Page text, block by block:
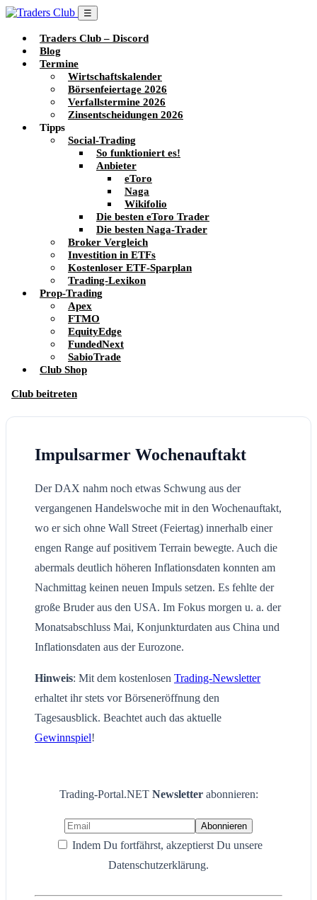
☰
Traders Club – Discord
Blog
Termine
Wirtschaftskalender
Börsenfeiertage 2026
Verfallstermine 2026
Zinsentscheidungen 2026
Tipps
Social-Trading
So funktioniert es!
Anbieter
eToro
Naga
Wikifolio
Die besten eToro Trader
Die besten Naga-Trader
Broker Vergleich
Investition in ETFs
Kostenloser ETF-Sparplan
Trading-Lexikon
Prop-Trading
Apex
FTMO
EquityEdge
FundedNext
SabioTrade
Club Shop
Club beitreten
Impulsarmer Wochenauftakt
Der DAX nahm noch etwas Schwung aus der
vergangenen Handelswoche mit in den Wochenauftakt,
wo er sich ohne Wall Street (Feiertag) innerhalb einer
engen Range auf positivem Terrain bewegte. Auch die
abermals deutlich höheren Inflationsdaten konnten am
Nachmittag keinen neuen Impuls setzen. Es fehlte der
große Bruder aus den USA. Im Fokus morgen u. a. der
Monatsabschluss Mai, Konjunkturdaten aus China und
Inflationsdaten aus der Eurozone.
Hinweis: Mit dem kostenlosen Trading-Newsletter
erhaltet ihr stets vor Börseneröffnung den
Tagesausblick. Beachtet auch das aktuelle
Gewinnspiel!
Trading-Portal.NET Newsletter abonnieren:
Indem Du fortfährst, akzeptierst Du unsere
Datenschutzerklärung.